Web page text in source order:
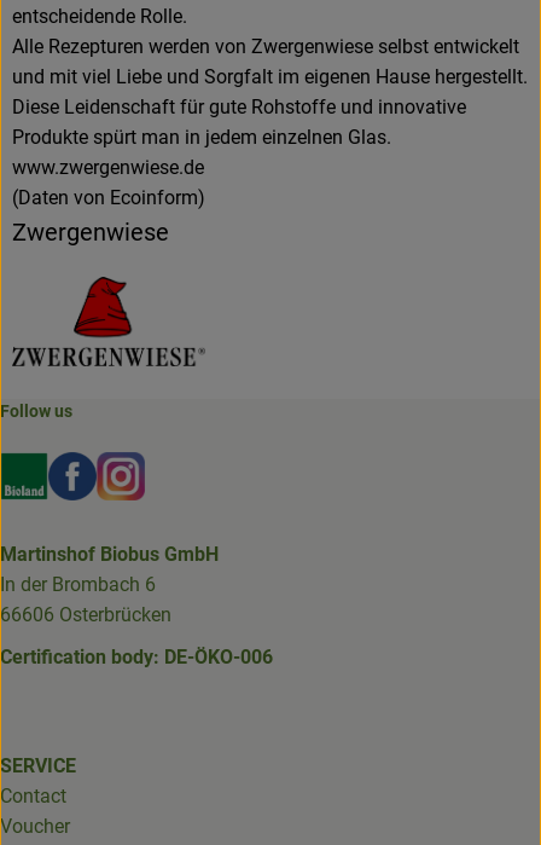
entscheidende Rolle.
Alle Rezepturen werden von Zwergenwiese selbst entwickelt
und mit viel Liebe und Sorgfalt im eigenen Hause hergestellt.
Diese Leidenschaft für gute Rohstoffe und innovative
Produkte spürt man in jedem einzelnen Glas.
www.zwergenwiese.de
(Daten von Ecoinform)
Zwergenwiese
Follow us
Externer Link zu https://www.bioland.de/verbraucher
Externer Link zu https://www.facebook.com/
Externer Link zu https://www.instagram.com/
Martinshof Biobus GmbH
In der Brombach 6
66606 Osterbrücken
Certification body: DE-ÖKO-006
SERVICE
Contact
Voucher